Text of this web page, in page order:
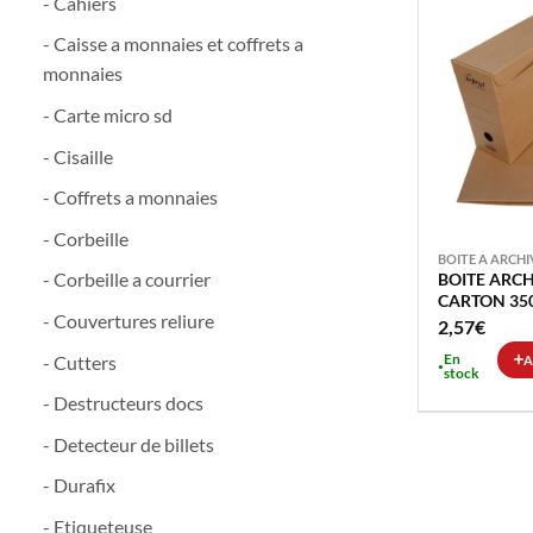
- Caisse a monnaies et coffrets a
monnaies
- Carte micro sd
- Cisaille
- Coffrets a monnaies
- Corbeille
- Corbeille a courrier
- Couvertures reliure
- Cutters
- Destructeurs docs
- Detecteur de billets
- Durafix
- Etiqueteuse
BOITE A
BOITE
CARTON
RECYCLE
2,57€
En
stock